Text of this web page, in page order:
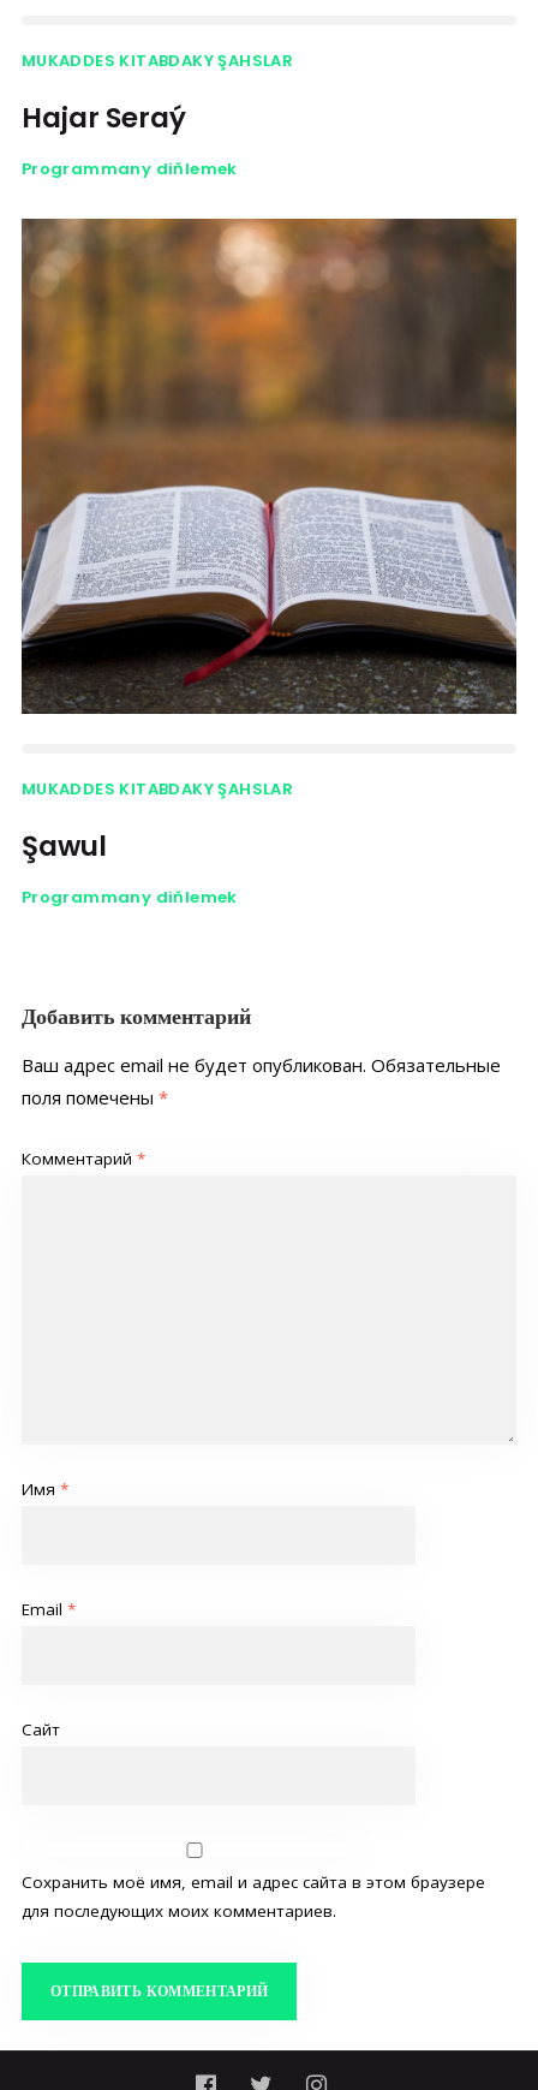
MUKADDES KITABDAKY ŞAHSLAR
Hajar Seraý
Programmany diňlemek
MUKADDES KITABDAKY ŞAHSLAR
Şawul
Programmany diňlemek
Добавить комментарий
Ваш адрес email не будет опубликован. Обязательные
поля помечены *
Комментарий *
Имя *
Email *
Сайт
Сохранить моё имя, email и адрес сайта в этом браузере
для последующих моих комментариев.